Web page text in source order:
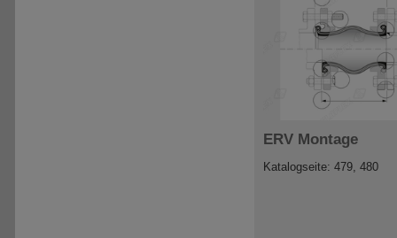
ERV Montage
Katalogseite: 479, 480